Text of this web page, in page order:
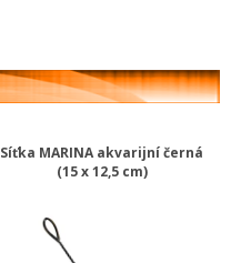
Síťka MARINA akvarijní černá
(15 x 12,5 cm)